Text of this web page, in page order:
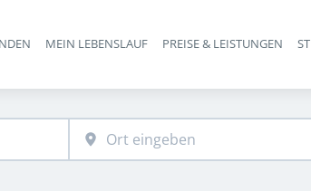
Haupt-Navigation
MEIN LEBENSLAUF PREISE & LEISTUNGEN